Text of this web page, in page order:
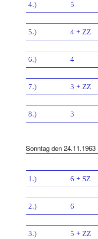
4.) 5
5.) 4 + ZZ
6.) 4
7.) 3 + ZZ
8.) 3
Sonntag den 24.11.1963
1.) 6 + SZ
2.) 6
3.) 5 + ZZ